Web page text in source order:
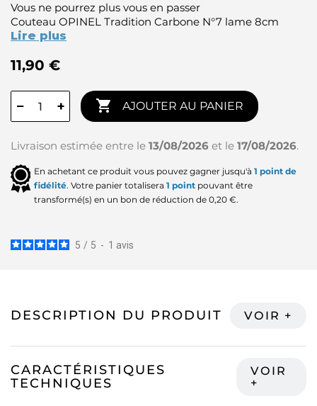
Vous ne pourrez plus vous en passer
Couteau OPINEL Tradition Carbone N°7 lame 8cm
Lire plus
11,90 €
− +  AJOUTER AU PANIER
Livraison estimée entre le 13/08/2026 et le 17/08/2026.
En achetant ce produit vous pouvez gagner jusqu'à 1 point de
fidélité. Votre panier totalisera 1 point pouvant être
transformé(s) en un bon de réduction de 0,20 €.
5 / 5 - 1 avis
DESCRIPTION DU PRODUIT
CARACTÉRISTIQUES
TECHNIQUES